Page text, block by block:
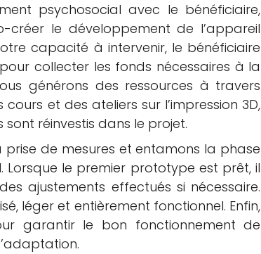
psychosocial avec le bénéficiaire,
le développement de l’appareil
capacité à intervenir, le bénéficiaire
collecter les fonds nécessaires à la
générons des ressources à travers
et des ateliers sur l’impression 3D,
réinvestis dans le projet.
de mesures et entamons la phase
le premier prototype est prêt, il
ajustements effectués si nécessaire.
léger et entièrement fonctionnel. Enfin,
garantir le bon fonctionnement de